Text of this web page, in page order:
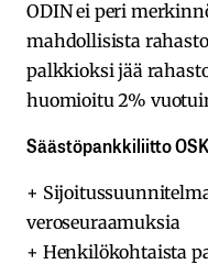
ODIN ei peri
mahdollisista
palkkioksi jää
huomioitu 2%
Säästöpankkiliitto OSK
+
veroseuraamuksia
+ Henkilökohtaista